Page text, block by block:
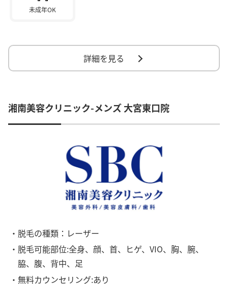
未成年OK
詳細を見る
湘南美容クリニック-メンズ 大宮東口院
・脱毛の種類：レーザー
・脱毛可能部位:全身、顔、首、ヒゲ、VIO、胸、腕、
脇、腹、背中、足
・無料カウンセリング:あり